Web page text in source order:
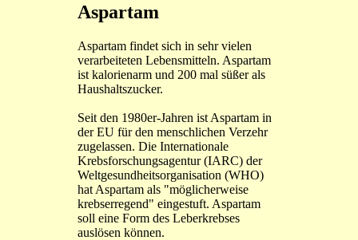
Aspartam
Aspartam findet sich in sehr vielen
verarbeiteten Lebensmitteln. Aspartam
ist kalorienarm und 200 mal süßer als
Haushaltszucker.
Seit den 1980er-Jahren ist Aspartam in
der EU für den menschlichen Verzehr
zugelassen. Die Internationale
Krebsforschungsagentur (IARC) der
Weltgesundheitsorganisation (WHO)
hat Aspartam als "möglicherweise
krebserregend" eingestuft. Aspartam
soll eine Form des Leberkrebses
auslösen können.